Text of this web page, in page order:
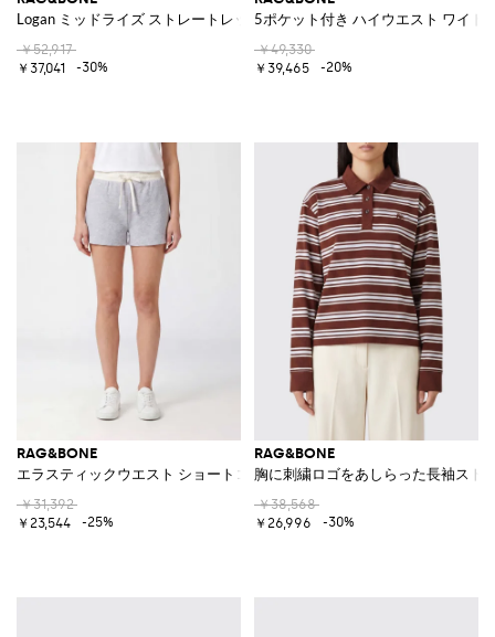
Logan ミッドライズ ストレートレッグジーンズ デニム
￥52,917
￥37,041
-30%
5ポケット付き ハイウエスト ワイド
￥49,330
￥39,465
-20%
RAG&BONE
エラスティックウエスト ショートコットンブレンド ジョギングショーツ
￥31,392
￥23,544
-25%
RAG&BONE
胸に刺繍ロゴをあしらった長袖スト
￥38,568
￥26,996
-30%